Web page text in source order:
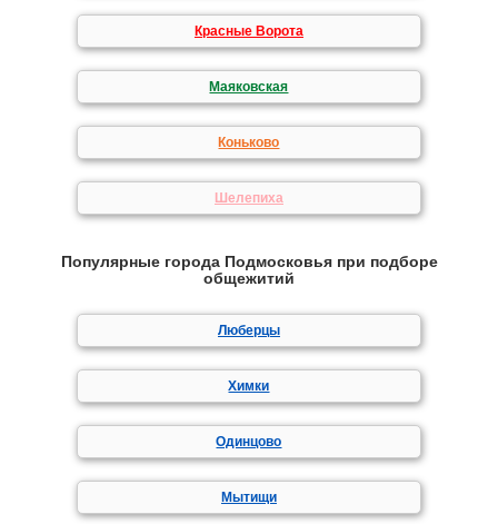
Красные Ворота
Маяковская
Коньково
Шелепиха
Популярные города Подмосковья при подборе
общежитий
Люберцы
Химки
Одинцово
Мытищи